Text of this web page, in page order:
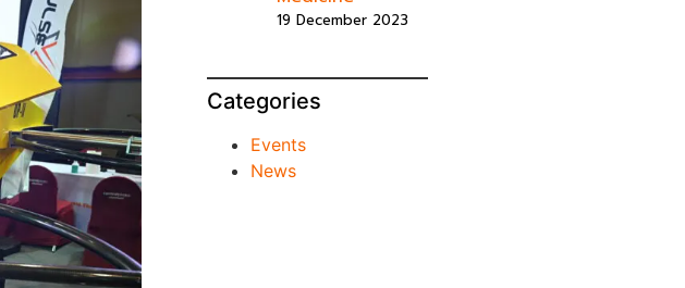
19 December 2023
Categories
Events
News